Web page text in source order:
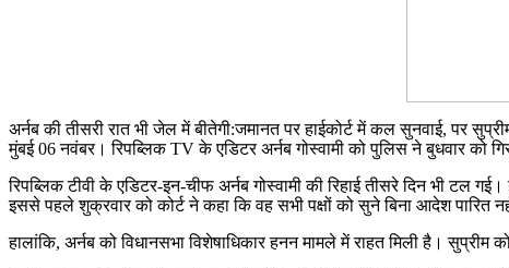
अर्नब की तीसरी रात भी जेल में बीतेगी:जमानत पर हाईकोर्ट में कल सुनवाई, पर
मुंबई 06 नवंबर। रिपब्लिक TV के एडिटर अर्नब गोस्वामी को पुलिस ने बुधवार को
रिपब्लिक टीवी के एडिटर-इन-चीफ अर्नब गोस्वामी की रिहाई तीसरे दिन भी टल
इससे पहले शुक्रवार को कोर्ट ने कहा कि वह सभी पक्षों को सुने बिना आदेश पारित
हालांकि, अर्नब को विधानसभा विशेषाधिकार हनन मामले में राहत मिली है। सुप्रीम